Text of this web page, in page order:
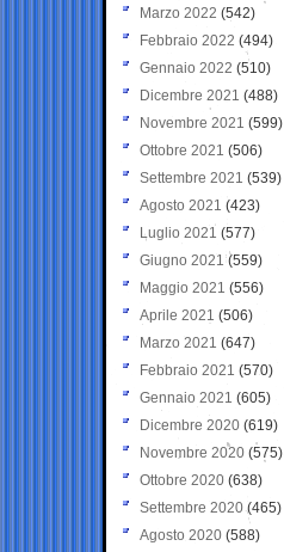
Marzo 2022 (542)
Febbraio 2022 (494)
Gennaio 2022 (510)
Dicembre 2021 (488)
Novembre 2021 (599)
Ottobre 2021 (506)
Settembre 2021 (539)
Agosto 2021 (423)
Luglio 2021 (577)
Giugno 2021(559)
Maggio 2021 (556)
Aprile 2021 (506)
Marzo 2021 (647)
Febbraio 2021 (570)
Gennaio 2021 (605)
Dicembre 2020 (619)
Novembre 2020 (575)
Ottobre 2020 (638)
Settembre 2020(465)
Agosto 2020 (588)